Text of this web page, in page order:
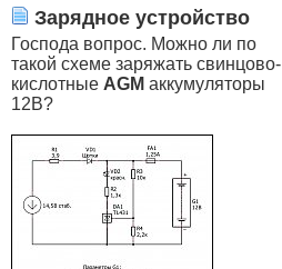
Зарядное устройство
Господа вопрос. Можно ли по
такой схеме заряжать свинцово-
кислотные AGM аккумуляторы
12В?